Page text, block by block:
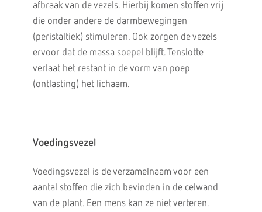
afbraak van de vezels. Hierbij komen stoffen vrij
die onder andere de darmbewegingen
(peristaltiek) stimuleren. Ook zorgen de vezels
ervoor dat de massa soepel blijft. Tenslotte
verlaat het restant in de vorm van poep
(ontlasting) het lichaam.
Voedingsvezel
Voedingsvezel is de verzamelnaam voor een
aantal stoffen die zich bevinden in de celwand
van de plant. Een mens kan ze niet verteren.